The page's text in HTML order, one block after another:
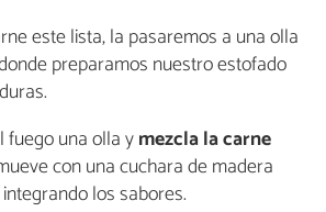
este lista, la pasaremos a una olla
preparamos nuestro estofado
fuego una olla ymezcla la carne
con una cuchara de madera
los sabores.